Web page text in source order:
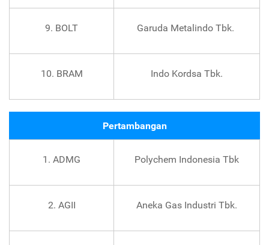
9. BOLT Garuda Metalindo Tbk.
10. BRAM Indo Kordsa Tbk.
Pertambangan
1. ADMG Polychem Indonesia Tbk
2. AGII Aneka Gas Industri Tbk.